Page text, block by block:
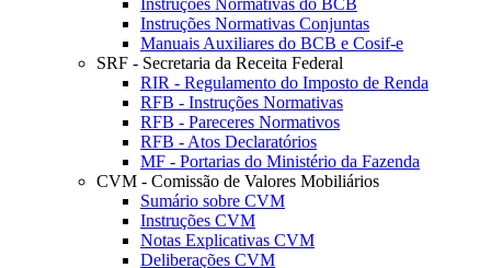
Instruções Normativas do BCB
Instruções Normativas Conjuntas
Manuais Auxiliares do BCB e Cosif-e
SRF - Secretaria da Receita Federal
RIR - Regulamento do Imposto de Renda
RFB - Instruções Normativas
RFB - Pareceres Normativos
RFB - Atos Declaratórios
MF - Portarias do Ministério da Fazenda
CVM - Comissão de Valores Mobiliários
Sumário sobre CVM
Instruções CVM
Notas Explicativas CVM
Deliberações CVM